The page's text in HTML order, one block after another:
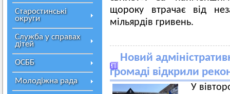
Старостинські
округи
Служба у справах
дітей
ОСББ
Молодіжна рада
щороку втрачає від
мільярдів гривень.
Новий
громаді відкрили
У